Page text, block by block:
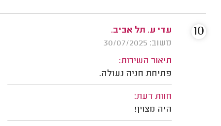
עדי ע. תל אביב.
משוב: 30/07/2025
תיאור השירות:
פתיחת חניה נעולה.
חוות דעת:
היה מצוין!
10